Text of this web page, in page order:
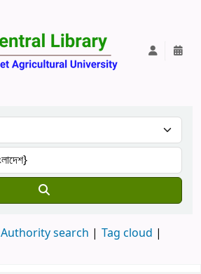
Authority search
Tag cloud